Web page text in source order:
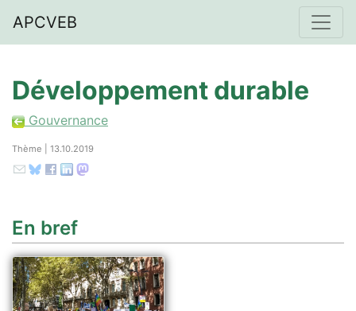
APCVEB
Développement durable
Gouvernance
Thème | 13.10.2019
En bref